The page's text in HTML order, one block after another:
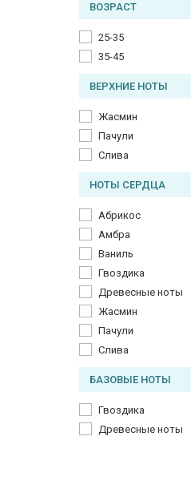
ВОЗРАСТ
25-35
35-45
ВЕРХНИЕ НОТЫ
Жасмин
Пачули
Слива
НОТЫ СЕРДЦА
Абрикос
Амбра
Ваниль
Гвоздика
Древесные ноты
Жасмин
Пачули
Слива
БАЗОВЫЕ НОТЫ
Гвоздика
Древесные ноты